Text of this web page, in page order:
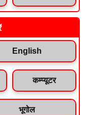
English
कम्प्यूटर
भूगोल